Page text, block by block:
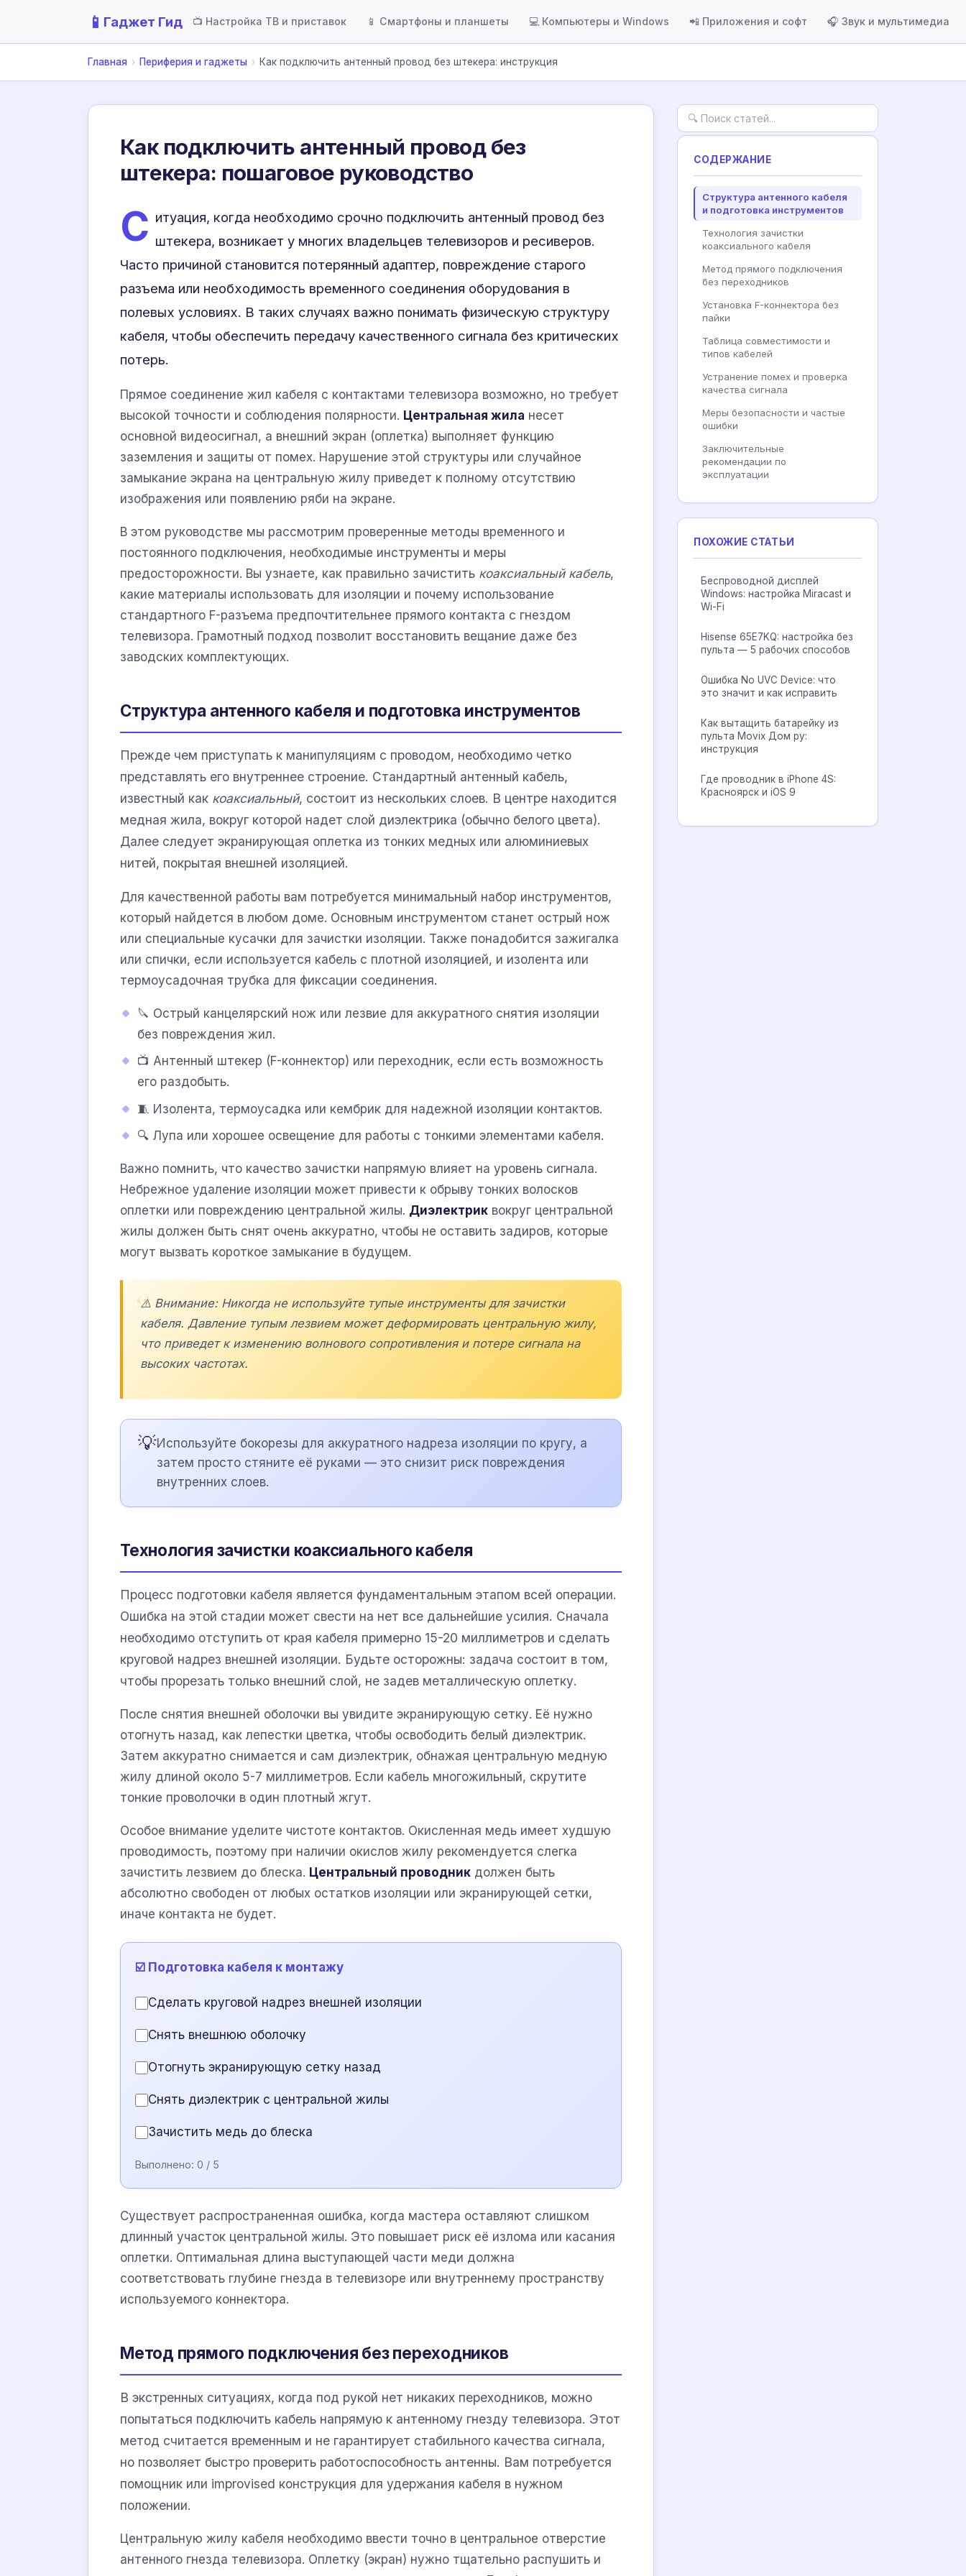
📱 Гаджет Гид 📺 Настройка ТВ и приставок 📱 Смартфоны и планшеты 💻 Компьютеры и Windows 📲 Приложения и софт 🎧 Звук и мультимедиа
Главная › Периферия и гаджеты › Как подключить антенный провод без штекера: инструкция
Как подключить антенный провод без
штекера: пошаговое руководство
С итуация, когда необходимо срочно подключить антенный провод без
штекера, возникает у многих владельцев телевизоров и ресиверов.
Часто причиной становится потерянный адаптер, повреждение старого
разъема или необходимость временного соединения оборудования в
полевых условиях. В таких случаях важно понимать физическую структуру
кабеля, чтобы обеспечить передачу качественного сигнала без критических
потерь.
Прямое соединение жил кабеля с контактами телевизора возможно, но требует
высокой точности и соблюдения полярности. Центральная жила несет
основной видеосигнал, а внешний экран (оплетка) выполняет функцию
заземления и защиты от помех. Нарушение этой структуры или случайное
замыкание экрана на центральную жилу приведет к полному отсутствию
изображения или появлению ряби на экране.
В этом руководстве мы рассмотрим проверенные методы временного и
постоянного подключения, необходимые инструменты и меры
предосторожности. Вы узнаете, как правильно зачистить коаксиальный кабель,
какие материалы использовать для изоляции и почему использование
стандартного F-разъема предпочтительнее прямого контакта с гнездом
телевизора. Грамотный подход позволит восстановить вещание даже без
заводских комплектующих.
Структура антенного кабеля и подготовка инструментов
Прежде чем приступать к манипуляциям с проводом, необходимо четко
представлять его внутреннее строение. Стандартный антенный кабель,
известный как коаксиальный, состоит из нескольких слоев. В центре находится
медная жила, вокруг которой надет слой диэлектрика (обычно белого цвета).
Далее следует экранирующая оплетка из тонких медных или алюминиевых
нитей, покрытая внешней изоляцией.
Для качественной работы вам потребуется минимальный набор инструментов,
который найдется в любом доме. Основным инструментом станет острый нож
или специальные кусачки для зачистки изоляции. Также понадобится зажигалка
или спички, если используется кабель с плотной изоляцией, и изолента или
термоусадочная трубка для фиксации соединения.
🔪 Острый канцелярский нож или лезвие для аккуратного снятия изоляции
без повреждения жил.
📺 Антенный штекер (F-коннектор) или переходник, если есть возможность
его раздобыть.
🧵 Изолента, термоусадка или кембрик для надежной изоляции контактов.
🔍 Лупа или хорошее освещение для работы с тонкими элементами кабеля.
Важно помнить, что качество зачистки напрямую влияет на уровень сигнала.
Небрежное удаление изоляции может привести к обрыву тонких волосков
оплетки или повреждению центральной жилы. Диэлектрик вокруг центральной
жилы должен быть снят очень аккуратно, чтобы не оставить задиров, которые
могут вызвать короткое замыкание в будущем.
⚠️ Внимание: Никогда не используйте тупые инструменты для зачистки
кабеля. Давление тупым лезвием может деформировать центральную жилу,
что приведет к изменению волнового сопротивления и потере сигнала на
высоких частотах.
💡Используйте бокорезы для аккуратного надреза изоляции по кругу, а
затем просто стяните её руками — это снизит риск повреждения
внутренних слоев.
Технология зачистки коаксиального кабеля
Процесс подготовки кабеля является фундаментальным этапом всей операции.
Ошибка на этой стадии может свести на нет все дальнейшие усилия. Сначала
необходимо отступить от края кабеля примерно 15-20 миллиметров и сделать
круговой надрез внешней изоляции. Будьте осторожны: задача состоит в том,
чтобы прорезать только внешний слой, не задев металлическую оплетку.
После снятия внешней оболочки вы увидите экранирующую сетку. Её нужно
отогнуть назад, как лепестки цветка, чтобы освободить белый диэлектрик.
Затем аккуратно снимается и сам диэлектрик, обнажая центральную медную
жилу длиной около 5-7 миллиметров. Если кабель многожильный, скрутите
тонкие проволочки в один плотный жгут.
Особое внимание уделите чистоте контактов. Окисленная медь имеет худшую
проводимость, поэтому при наличии окислов жилу рекомендуется слегка
зачистить лезвием до блеска. Центральный проводник должен быть
абсолютно свободен от любых остатков изоляции или экранирующей сетки,
иначе контакта не будет.
☑️ Подготовка кабеля к монтажу
Сделать круговой надрез внешней изоляции
Снять внешнюю оболочку
Отогнуть экранирующую сетку назад
Снять диэлектрик с центральной жилы
Зачистить медь до блеска
Выполнено: 0 / 5
Существует распространенная ошибка, когда мастера оставляют слишком
длинный участок центральной жилы. Это повышает риск её излома или касания
оплетки. Оптимальная длина выступающей части меди должна
соответствовать глубине гнезда в телевизоре или внутреннему пространству
используемого коннектора.
Метод прямого подключения без переходников
В экстренных ситуациях, когда под рукой нет никаких переходников, можно
попытаться подключить кабель напрямую к антенному гнезду телевизора. Этот
метод считается временным и не гарантирует стабильного качества сигнала,
но позволяет быстро проверить работоспособность антенны. Вам потребуется
помощник или improvised конструкция для удержания кабеля в нужном
положении.
Центральную жилу кабеля необходимо ввести точно в центральное отверстие
антенного гнезда телевизора. Оплетку (экран) нужно тщательно распушить и
СОДЕРЖАНИЕ
Структура антенного кабеля
и подготовка инструментов
Технология зачистки
коаксиального кабеля
Метод прямого подключения
без переходников
Установка F-коннектора без
пайки
Таблица совместимости и
типов кабелей
Устранение помех и проверка
качества сигнала
Меры безопасности и частые
ошибки
Заключительные
рекомендации по
эксплуатации
ПОХОЖИЕ СТАТЬИ
Беспроводной дисплей
Windows: настройка Miracast и
Wi-Fi
Hisense 65E7KQ: настройка без
пульта — 5 рабочих способов
Ошибка No UVC Device: что
это значит и как исправить
Как вытащить батарейку из
пульта Movix Дом ру:
инструкция
Где проводник в iPhone 4S:
Красноярск и iOS 9